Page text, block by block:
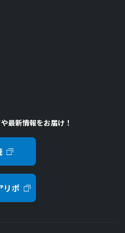
最新情報をお届け！
リポ